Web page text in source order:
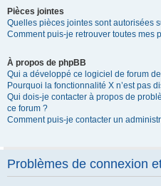
Pièces jointes
Quelles pièces jointes sont autorisées
Comment puis-je retrouver toutes mes
À propos de phpBB
Qui a développé ce logiciel de forum
Pourquoi la fonctionnalité X n’est pas
Qui dois-je contacter à propos de
ce forum ?
Comment puis-je contacter un
Problèmes de connexion